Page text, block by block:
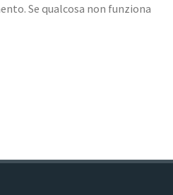
Se qualcosa non funziona